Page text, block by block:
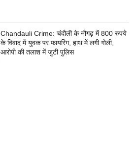
Chandauli Crime: चंदौली के नौगढ़ में 800 रुपये
के विवाद में युवक पर फायरिंग, हाथ में लगी गोली,
आरोपी की तलाश में जुटी पुलिस